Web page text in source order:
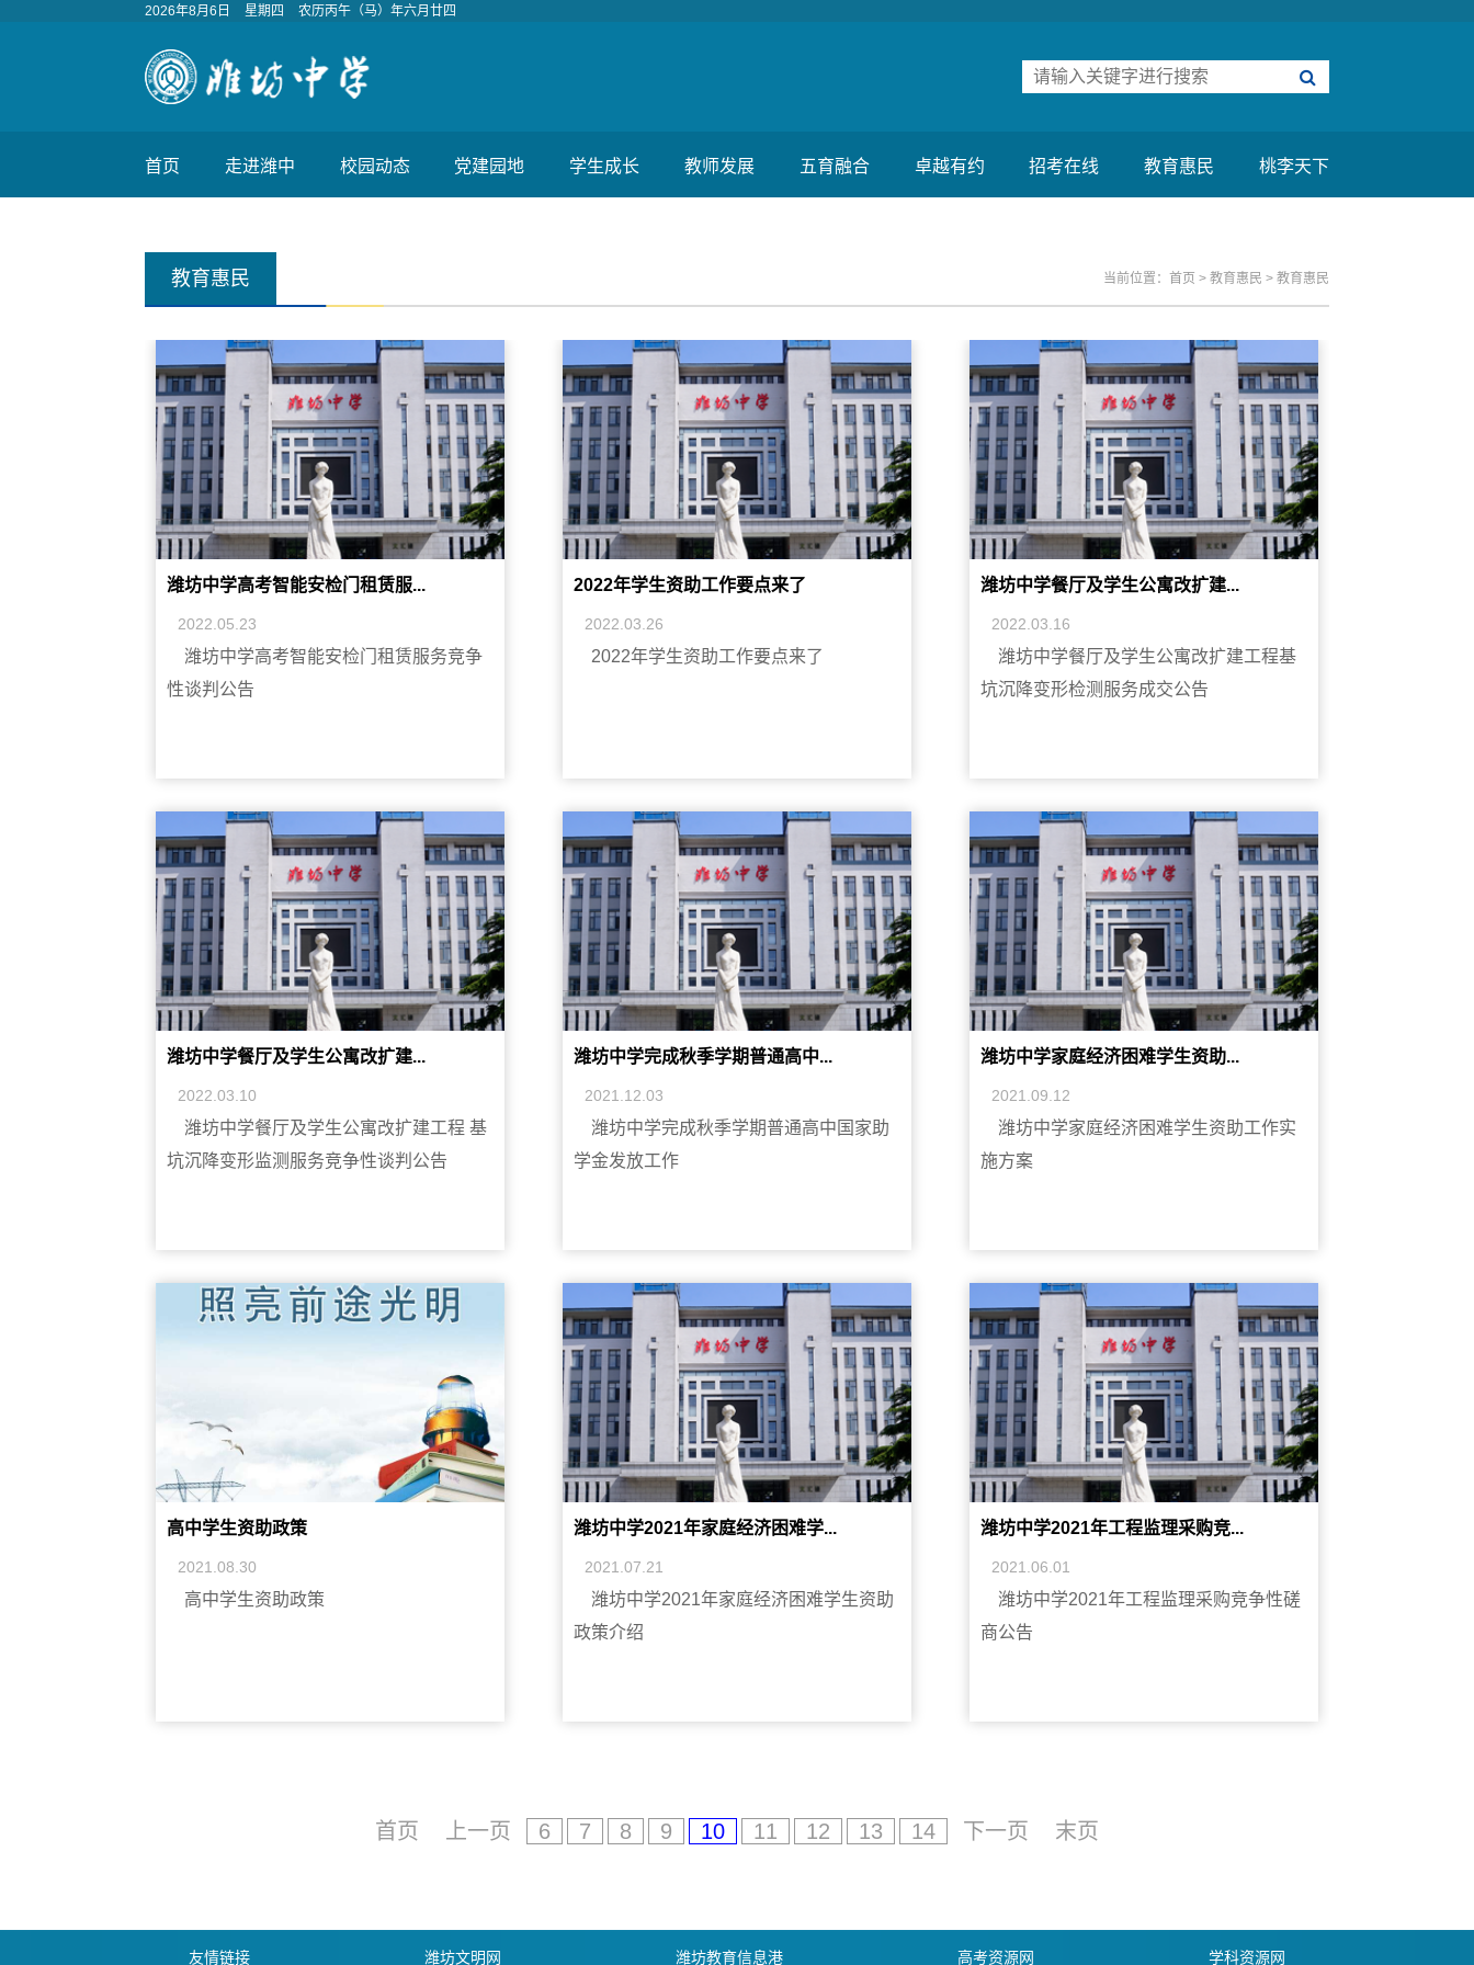
2026年8月6日 星期四 农历丙午（马）年六月廿四
首页 走进潍中 校园动态 党建园地 学生成长 教师发展 五育融合 卓越有约 招考在线 教育惠民 桃李天下
教育惠民 当前位置： 首页 > 教育惠民 > 教育惠民
潍坊中学高考智能安检门租赁服...
2022.05.23
潍坊中学高考智能安检门租赁服务竞争
性谈判公告
2022年学生资助工作要点来了
2022.03.26
2022年学生资助工作要点来了
潍坊中学餐厅及学生公寓改扩建...
2022.03.16
潍坊中学餐厅及学生公寓改扩建工程基
坑沉降变形检测服务成交公告
潍坊中学餐厅及学生公寓改扩建...
2022.03.10
潍坊中学餐厅及学生公寓改扩建工程 基
坑沉降变形监测服务竞争性谈判公告
潍坊中学完成秋季学期普通高中...
2021.12.03
潍坊中学完成秋季学期普通高中国家助
学金发放工作
潍坊中学家庭经济困难学生资助...
2021.09.12
潍坊中学家庭经济困难学生资助工作实
施方案
高中学生资助政策
2021.08.30
高中学生资助政策
潍坊中学2021年家庭经济困难学...
2021.07.21
潍坊中学2021年家庭经济困难学生资助
政策介绍
潍坊中学2021年工程监理采购竞...
2021.06.01
潍坊中学2021年工程监理采购竞争性磋
商公告
首页 上一页 6 7 8 9 10 11 12 13 14 下一页 末页
友情链接 潍坊文明网 潍坊教育信息港 高考资源网 学科资源网